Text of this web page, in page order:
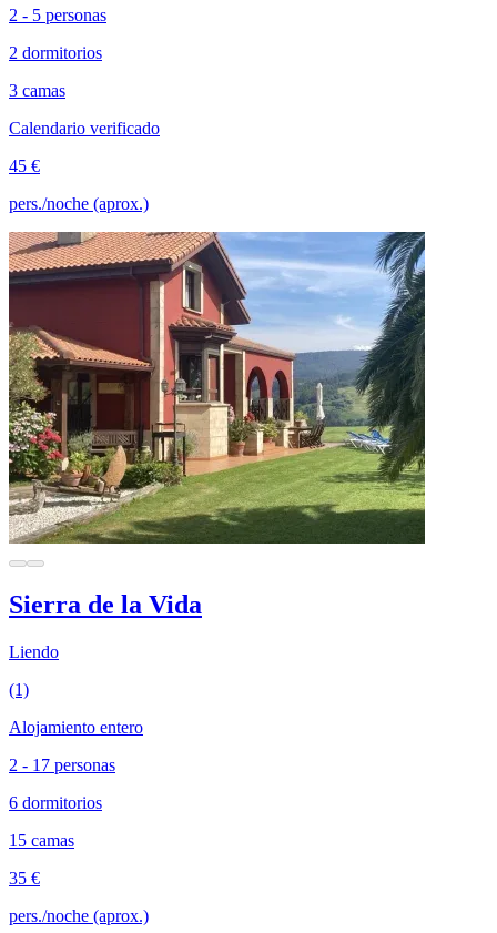
2 - 5 personas
2 dormitorios
3 camas
Calendario verificado
45 €
pers./noche (aprox.)
Sierra de la Vida
Liendo
(1)
Alojamiento entero
2 - 17 personas
6 dormitorios
15 camas
35 €
pers./noche (aprox.)